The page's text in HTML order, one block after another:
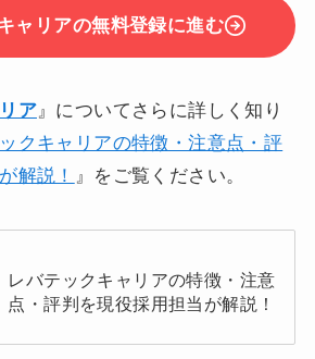
ャリアの無料登録に進む
ア』についてさらに詳しく知り
クキャリアの特徴・注意点・評
解説！
』をご覧ください。
レバテックキャリアの特徴・注意
点・評判を現役採用担当が解説！